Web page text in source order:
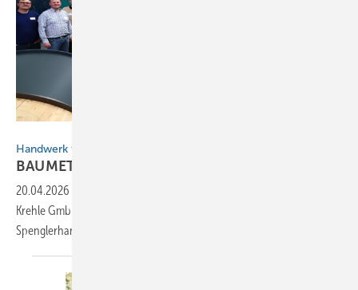
Handwerk trifft Hightech
BAUMETALL-Netzwerktreffen in
20.04.2026
Krehle GmbH über die digitale Transformation im
Spenglerhandwerk.